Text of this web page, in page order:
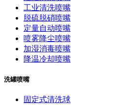
工业清洗喷嘴
脱硫脱硝喷嘴
定量自动喷嘴
喷雾降尘喷嘴
加湿消毒喷嘴
降温冷却喷嘴
洗罐喷嘴
固定式清洗球